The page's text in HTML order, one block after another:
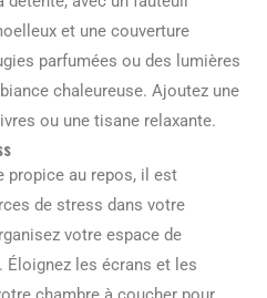
et une couverture
parfumées ou des lumières
chaleureuse. Ajoutez une
ou une tisane relaxante.
propice au repos, il est
de stress dans votre
votre espace de
Éloignez les écrans et les